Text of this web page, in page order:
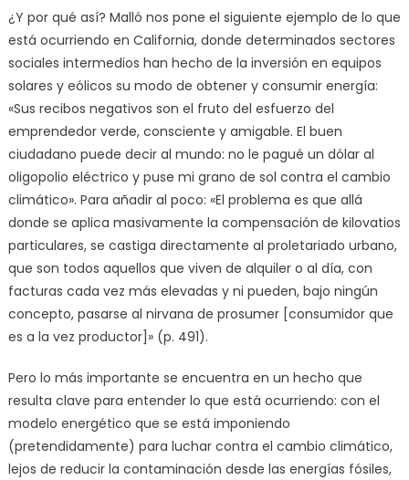
¿Y por qué así? Malló nos pone el siguiente ejemplo de lo que
está ocurriendo en California, donde determinados sectores
sociales intermedios han hecho de la inversión en equipos
solares y eólicos su modo de obtener y consumir energía:
«Sus recibos negativos son el fruto del esfuerzo del
emprendedor verde, consciente y amigable. El buen
ciudadano puede decir al mundo: no le pagué un dólar al
oligopolio eléctrico y puse mi grano de sol contra el cambio
climático». Para añadir al poco: «El problema es que allá
donde se aplica masivamente la compensación de kilovatios
particulares, se castiga directamente al proletariado urbano,
que son todos aquellos que viven de alquiler o al día, con
facturas cada vez más elevadas y ni pueden, bajo ningún
concepto, pasarse al nirvana de prosumer [consumidor que
es a la vez productor]» (p. 491).
Pero lo más importante se encuentra en un hecho que
resulta clave para entender lo que está ocurriendo: con el
modelo energético que se está imponiendo
(pretendidamente) para luchar contra el cambio climático,
lejos de reducir la contaminación desde las energías fósiles,